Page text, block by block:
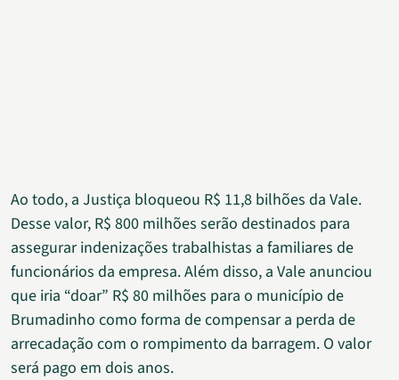
Ao todo, a Justiça bloqueou R$ 11,8 bilhões da Vale.
Desse valor, R$ 800 milhões serão destinados para
assegurar indenizações trabalhistas a familiares de
funcionários da empresa. Além disso, a Vale anunciou
que iria “doar” R$ 80 milhões para o município de
Brumadinho como forma de compensar a perda de
arrecadação com o rompimento da barragem. O valor
será pago em dois anos.